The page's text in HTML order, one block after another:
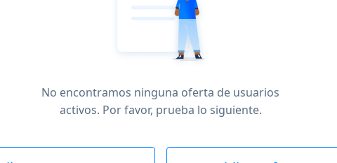
No encontramos ninguna oferta de usuarios
activos. Por favor, prueba lo siguiente.